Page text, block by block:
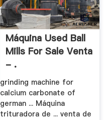
Máquina Used Ball
Mills For Sale Venta
- .
grinding machine for
calcium carbonate of
german ... Máquina
trituradora de ... venta de